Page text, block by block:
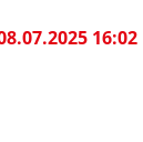
16:02